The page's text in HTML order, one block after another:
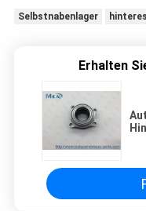
Selbstnabenlager
Erhalten